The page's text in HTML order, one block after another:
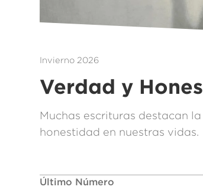
Invierno 2026
Verdad y
Muchas escrituras destacan
honestidad en nuestras vidas.
Último Número